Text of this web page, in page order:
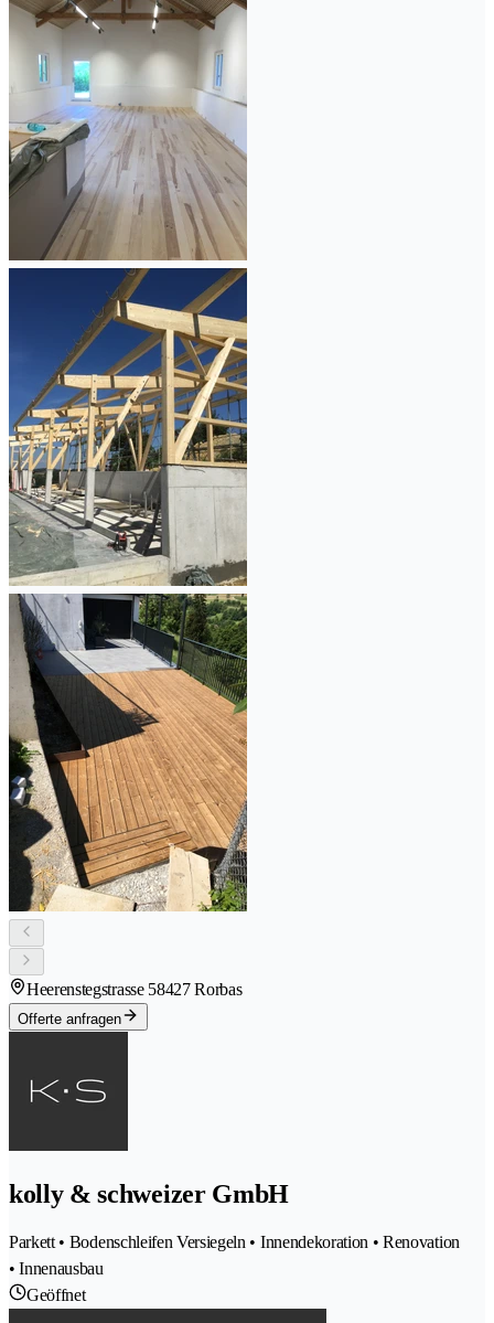
Heerenstegstrasse 58427 Rorbas
Offerte anfragen
kolly & schweizer GmbH
Parkett • Bodenschleifen Versiegeln • Innendekoration • Renovation
• Innenausbau
Geöffnet